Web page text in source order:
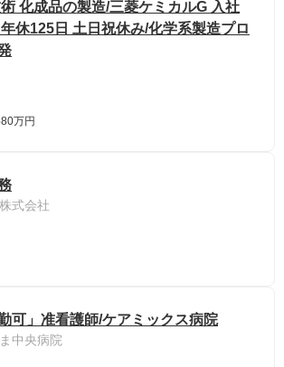
化成品の製造/三菱ケミカルG 入社
休125日 土日祝休み/化学系製造プロ
万円
式会社
可」准看護師/ケアミックス病院
中央病院